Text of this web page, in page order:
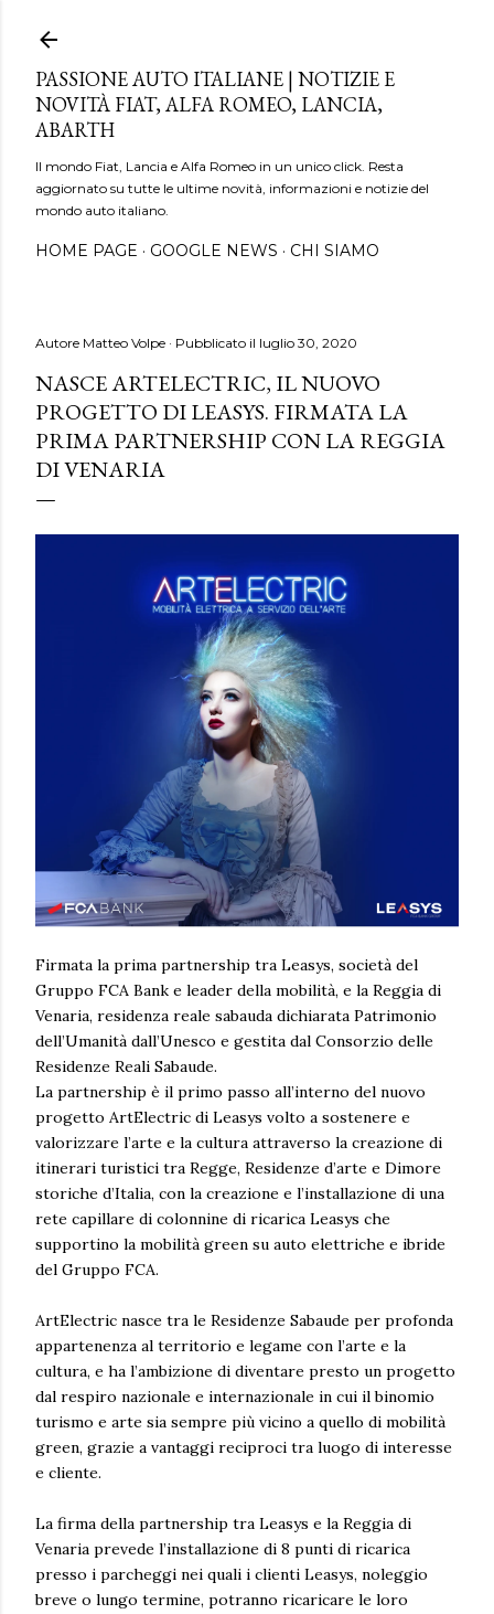
PASSIONE AUTO ITALIANE | NOTIZIE E
NOVITÀ FIAT, ALFA ROMEO, LANCIA,
ABARTH
Il mondo Fiat, Lancia e Alfa Romeo in un unico click. Resta
aggiornato su tutte le ultime novità, informazioni e notizie del
mondo auto italiano.
HOME PAGE GOOGLE NEWS CHI SIAMO
Autore Matteo Volpe Pubblicato il luglio 30, 2020
NASCE ARTELECTRIC, IL NUOVO
PROGETTO DI LEASYS. FIRMATA LA
PRIMA PARTNERSHIP CON LA REGGIA
DI VENARIA
Firmata la prima partnership tra Leasys, società del
Gruppo FCA Bank e leader della mobilità, e la Reggia di
Venaria, residenza reale sabauda dichiarata Patrimonio
dell’Umanità dall’Unesco e gestita dal Consorzio delle
Residenze Reali Sabaude.
La partnership è il primo passo all’interno del nuovo
progetto ArtElectric di Leasys volto a sostenere e
valorizzare l’arte e la cultura attraverso la creazione di
itinerari turistici tra Regge, Residenze d’arte e Dimore
storiche d’Italia, con la creazione e l’installazione di una
rete capillare di colonnine di ricarica Leasys che
supportino la mobilità green su auto elettriche e ibride
del Gruppo FCA.
ArtElectric nasce tra le Residenze Sabaude per profonda
appartenenza al territorio e legame con l’arte e la
cultura, e ha l’ambizione di diventare presto un progetto
dal respiro nazionale e internazionale in cui il binomio
turismo e arte sia sempre più vicino a quello di mobilità
green, grazie a vantaggi reciproci tra luogo di interesse
e cliente.
La firma della partnership tra Leasys e la Reggia di
Venaria prevede l’installazione di 8 punti di ricarica
presso i parcheggi nei quali i clienti Leasys, noleggio
breve o lungo termine, potranno ricaricare le loro